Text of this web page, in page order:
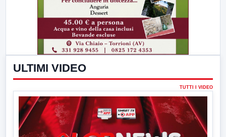
ULTIMI VIDEO
TUTTI I VIDEO